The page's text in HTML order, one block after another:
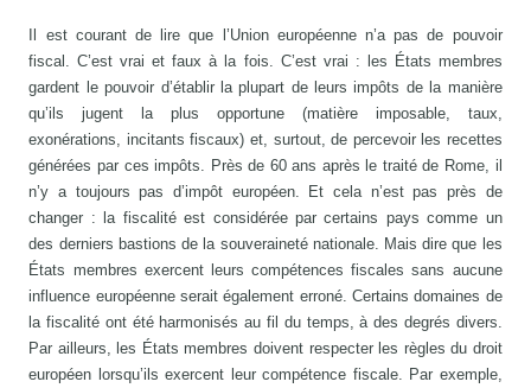
Il est courant de lire que l’Union européenne n’a pas de pouvoir
fiscal. C’est vrai et faux à la fois. C’est vrai : les États membres
gardent le pouvoir d’établir la plupart de leurs impôts de la manière
qu’ils jugent la plus opportune (matière imposable, taux,
exonérations, incitants fiscaux) et, surtout, de percevoir les recettes
générées par ces impôts. Près de 60 ans après le traité de Rome, il
n’y a toujours pas d’impôt européen. Et cela n’est pas près de
changer : la fiscalité est considérée par certains pays comme un
des derniers bastions de la souveraineté nationale. Mais dire que les
États membres exercent leurs compétences fiscales sans aucune
influence européenne serait également erroné. Certains domaines de
la fiscalité ont été harmonisés au fil du temps, à des degrés divers.
Par ailleurs, les États membres doivent respecter les règles du droit
européen lorsqu’ils exercent leur compétence fiscale. Par exemple,